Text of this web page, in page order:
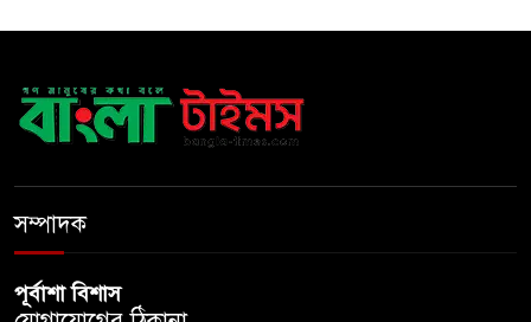
একই খাটে মা-ছেলের লাশ, শিশুর
মৃত্যু
মাকে খুঁজতে এসে মিলল পলিথিনে
মোড়ানো মরদেহ, মেলেনি মাথা ও
সম্পাদক
পূর্বাশা বিশাস